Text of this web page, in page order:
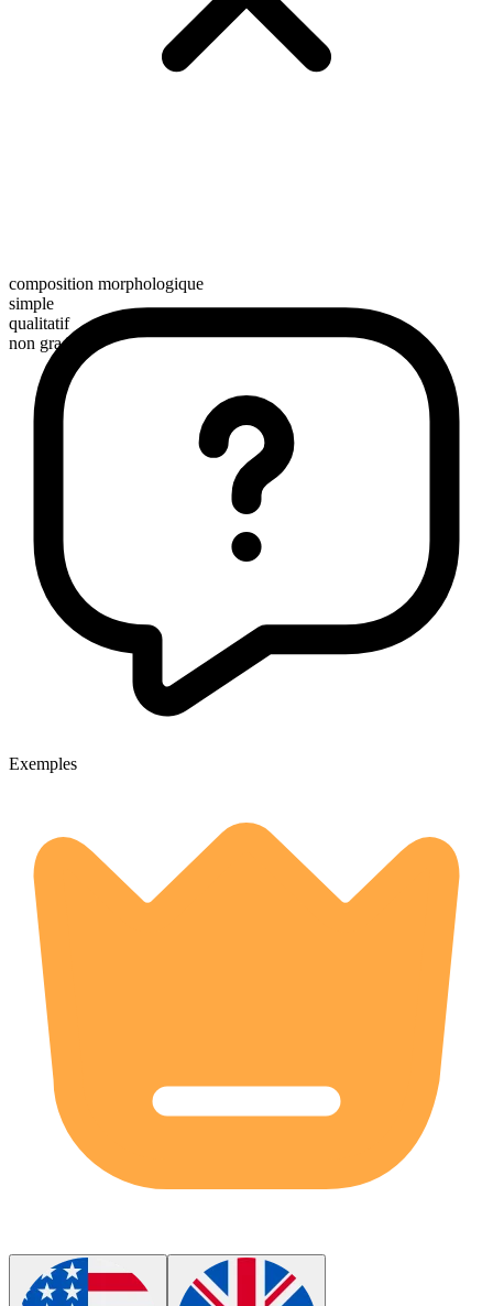
composition morphologique
simple
qualitatif
non gradable
Exemples